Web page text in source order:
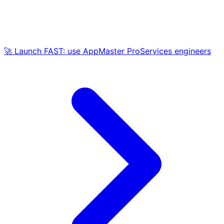
🚀 Launch FAST: use AppMaster ProServices engineers